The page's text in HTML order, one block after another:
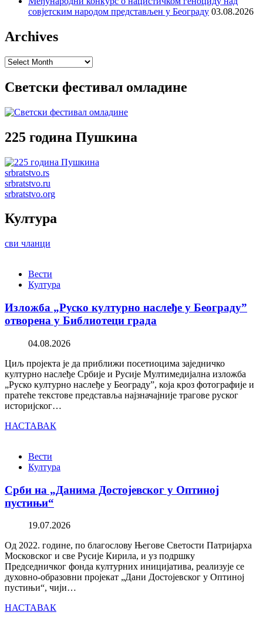
совјетским народом представљен у Београду 03.08.2026
Archives
Archives
Светски фестивал омладине
225 година Пушкина
srbratstvo.rs
srbratstvo.ru
srbratstvo.org
Култура
сви чланци
Вести
Култура
Изложба „Руско културно наслеђе у Београду”
отворена у Библиотеци града
04.08.2026
Циљ пројекта је да приближи посетиоцима заједничко
културно наслеђе Србије и Русије Мултимедијална изложба
„Руско културно наслеђе у Београду”, која кроз фотографије и
пратеће текстове представља најзначајније трагове руског
историјског…
НАСТАВАК
Вести
Култура
Срби на „Данима Достојевског у Оптиној
пустињи“
19.07.2026
Од 2022. године, по благослову Његове Светости Патријарха
Московског и све Русије Кирила, и уз подршку
Председничког фонда културних иницијатива, реализује се
духовно-образовни пројекат „Дани Достојевског у Оптиној
пустињи“, чији…
НАСТАВАК